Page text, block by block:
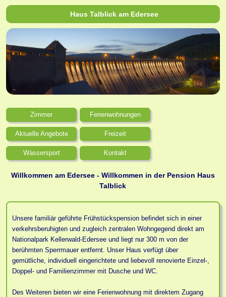
Haus Talblick am Edersee
Zimmer Ferienwohnungen
Aktuelle Angebote Freizeit
Wassersport Kontakt
Willkommen am Edersee - Willkommen in der Pension Haus
Talblick
Unsere familiär geführte Frühstückspension befindet sich in einer
verkehrsberuhigten und zugleich zentralen Wohngegend direkt am
Nationalpark Kellerwald-Edersee und liegt nur 300 m von der
berühmten Sperrmauer entfernt. Unser Haus verfügt über
gemütliche, individuell eingerichtete und liebevoll renovierte Einzel-,
Doppel- und Familienzimmer mit Dusche und WC.
Des Weiteren bieten wir eine Ferienwohnung mit direktem Zugang